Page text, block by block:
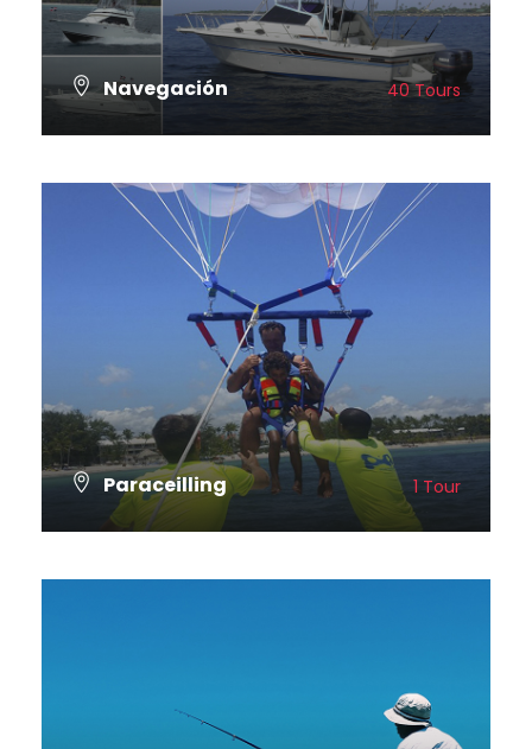
Navegación 40 Tours
Paraceilling 1 Tour